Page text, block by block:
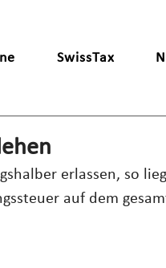
SwissTax
erlassen, so
auf dem